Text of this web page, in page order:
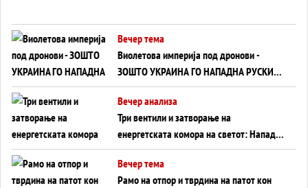
Вечер тема
Виолетова империја под дронови -
ЗОШТО УКРАИНА ГО НАПАДНА РУСКИОТ
WILDBERRIES
Вечер анализа
Три вентили и затворање на
енергетската комора на светот: Нападот
во Суец најавува глобален енергетски
инфаркт?
Вечер тема
Рамо на отпор и тврдина на патот кон